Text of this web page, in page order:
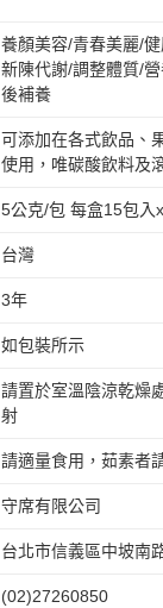
養顏美容/青春美麗/
新陳代謝/調整體質/
後補養
可添加在各式飲品、
使用，唯碳酸飲料及
5公克/包 每盒15包入
台灣
3年
如包裝所示
請置於室溫陰涼乾燥
射
請適量食用，茹素者
守席有限公司
台北市信義區中坡南
(02)27260850